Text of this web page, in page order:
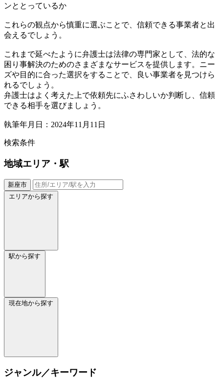
ンととっているか
これらの観点から慎重に選ぶことで、信頼できる事業者と出
会えるでしょう。
これまで延べたように弁護士は法律の専門家として、法的な
困り事解決のためのさまざまなサービスを提供します。ニー
ズや目的に合った選択をすることで、良い事業者を見つけら
れるでしょう。
弁護士はよく考えた上で依頼先にふさわしいか判断し、信頼
できる相手を選びましょう。
執筆年月日：2024年11月11日
検索条件
地域エリア・駅
新座市
エリアから探す
駅から探す
現在地から探す
ジャンル／キーワード